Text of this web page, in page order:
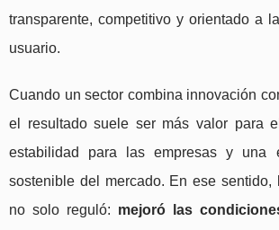
transparente, competitivo y orientado a
usuario.
Cuando un sector combina innovación
el resultado suele ser más valor para
estabilidad para las empresas y una
sostenible del mercado. En ese sentido,
no solo reguló: mejoró las